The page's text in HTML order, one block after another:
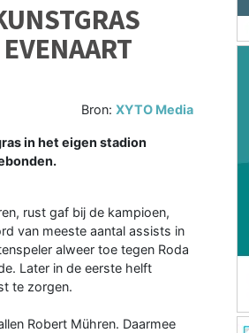
Bron:XYTO Media
in het eigen stadion
rust gaf bij de kampioen,
van meeste aantal assists in
alweer toe tegen Roda
Later in de eerste helft
te zorgen.
Robert Mühren. Daarmee